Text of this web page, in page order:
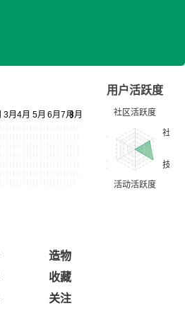
用户活跃度
造物
收藏
关注